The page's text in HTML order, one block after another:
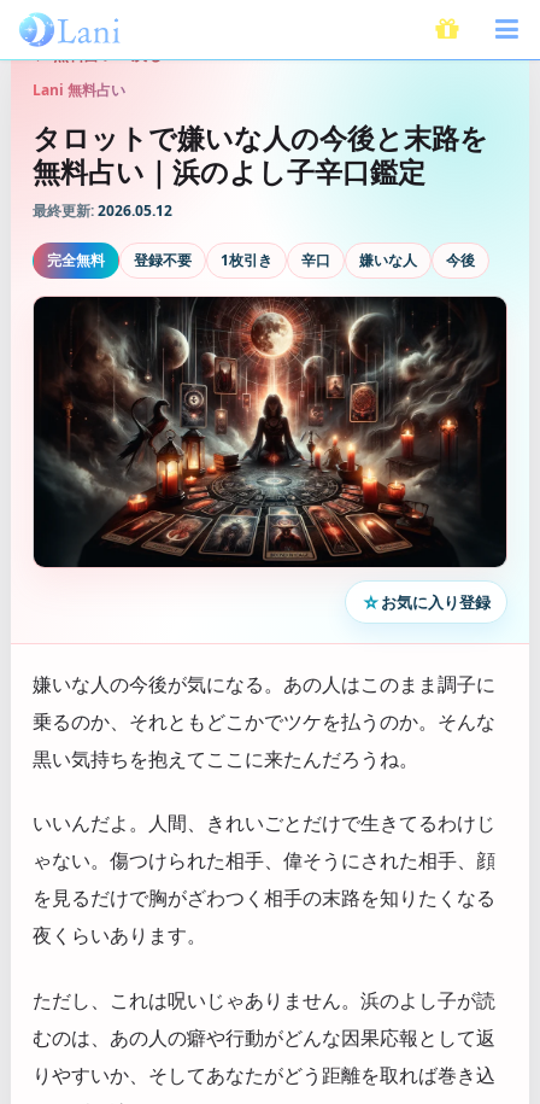
Lani 無料占い
タロットで嫌いな人の今後と末路を
無料占い｜浜のよし子辛口鑑定
最終更新:2026.05.12
完全無料 登録不要 1枚引き 辛口 嫌いな人 今後
☆お気に入り登録
嫌いな人の今後が気になる。あの人はこのまま調子に
乗るのか、それともどこかでツケを払うのか。そんな
黒い気持ちを抱えてここに来たんだろうね。
いいんだよ。人間、きれいごとだけで生きてるわけじ
ゃない。傷つけられた相手、偉そうにされた相手、顔
を見るだけで胸がざわつく相手の末路を知りたくなる
夜くらいあります。
ただし、これは呪いじゃありません。浜のよし子が読
むのは、あの人の癖や行動がどんな因果応報として返
りやすいか、そしてあなたがどう距離を取れば巻き込